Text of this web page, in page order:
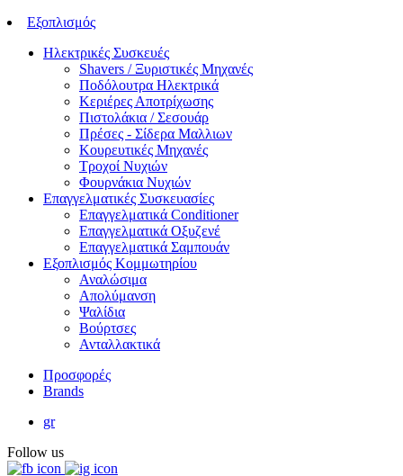
Εξοπλισμός
Ηλεκτρικές Συσκευές
Shavers / Ξυριστικές Μηχανές
Ποδόλουτρα Ηλεκτρικά
Κεριέρες Αποτρίχωσης
Πιστολάκια / Σεσουάρ
Πρέσες - Σίδερα Μαλλιων
Κουρευτικές Μηχανές
Τροχοί Νυχιών
Φουρνάκια Νυχιών
Επαγγελματικές Συσκευασίες
Επαγγελματικά Conditioner
Επαγγελματικά Oξυζενέ
Επαγγελματικά Σαμπουάν
Εξοπλισμός Κομμωτηρίου
Αναλώσιμα
Απολύμανση
Ψαλίδια
Βούρτσες
Ανταλλακτικά
Προσφορές
Brands
gr
Follow us